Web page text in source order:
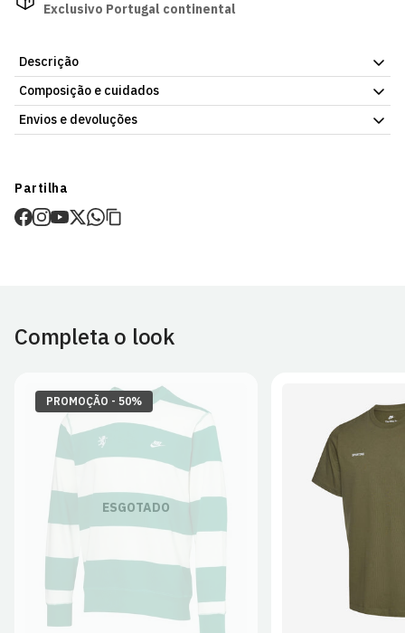
Exclusivo Portugal continental
Descrição
Chapéu de Sol Praia Listado, acessório da Loja Verde Online.
Material confortável, para uso prolongado. Já disponível na Loja
Verde Online.
Composição e cuidados
Envios e devoluções
Prazo estimado de entrega varia consoante o destino e método
de envio.
Artigos personalizados não podem ser devolvidos.
de EnvioeDevoluções
Partilha
Completa o look
PROMOÇÃO - 50%
ESGOTADO